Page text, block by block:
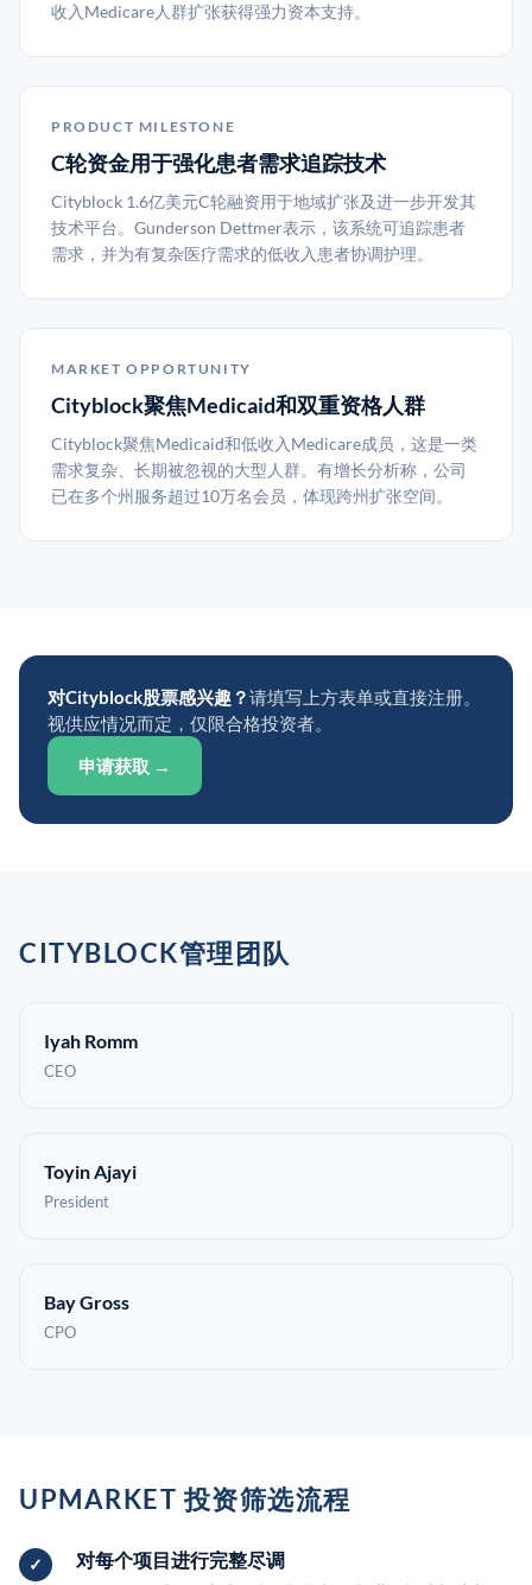
收入Medicare人群扩张获得强力资本支持。
PRODUCT MILESTONE
C轮资金用于强化患者需求追踪技术
Cityblock 1.6亿美元C轮融资用于地域扩张及进一步开发其
技术平台。Gunderson Dettmer表示，该系统可追踪患者
需求，并为有复杂医疗需求的低收入患者协调护理。
MARKET OPPORTUNITY
Cityblock聚焦Medicaid和双重资格人群
Cityblock聚焦Medicaid和低收入Medicare成员，这是一类
需求复杂、长期被忽视的大型人群。有增长分析称，公司
已在多个州服务超过10万名会员，体现跨州扩张空间。
对Cityblock股票感兴趣？请填写上方表单或直接注册。
视供应情况而定，仅限合格投资者。
申请获取 →
CITYBLOCK管理团队
Iyah Romm
CEO
Toyin Ajayi
President
Bay Gross
CPO
UPMARKET 投资筛选流程
对每个项目进行完整尽调